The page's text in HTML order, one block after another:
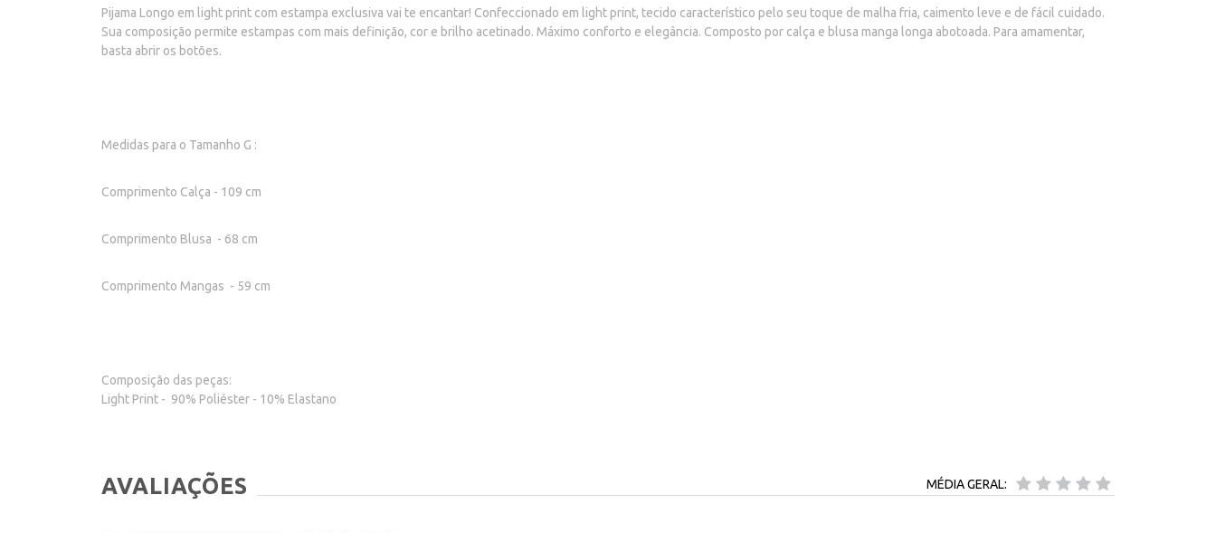
Pijama Longo em light print com estampa exclusiva vai te encantar! Confeccionado em light print, tecido característico pelo seu toque de malha fria, caimento leve e de fácil cuidado.
Sua composição permite estampas com mais definição, cor e brilho acetinado. Máximo conforto e elegância. Composto por calça e blusa manga longa abotoada. Para amamentar,
basta abrir os botões.
Medidas para o Tamanho G :
Comprimento Calça - 109 cm
Comprimento Blusa - 68 cm
Comprimento Mangas - 59 cm
Composição das peças:
Light Print - 90% Poliéster - 10% Elastano
AVALIAÇÕES MÉDIA GERAL: